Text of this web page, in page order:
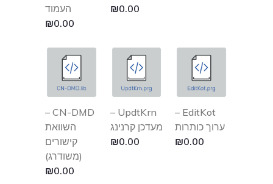
₪0.00
העמוד
₪0.00
EditKot –
ערוך כותרות
₪0.00
UpdtKrn –
מעדכן קרנינג
₪0.00
CN-DMD –
השוואת
קישורים
(משודרג)
₪0.00